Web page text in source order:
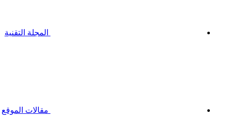
المجلة التقنية
مقالات الموقع